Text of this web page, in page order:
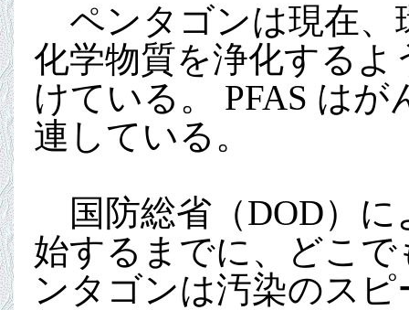
ペンタゴンは現在、
化学物質を浄化する
けている。 PFAS は
連している。
国防総省（DOD）に
始するまでに、どこ
ンタゴンは汚染のス